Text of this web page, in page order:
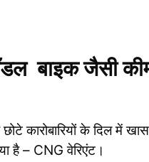
बाइक जैसी
कारोबारियों के दिल में खास
है – CNG वेरिएंट।